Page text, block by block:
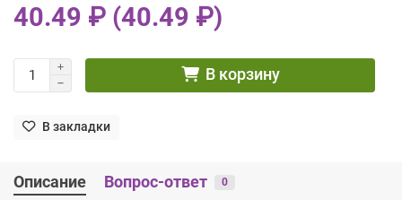
40.49 ₽ (40.49 ₽)
В корзину
В закладки
Описание Вопрос-ответ 0